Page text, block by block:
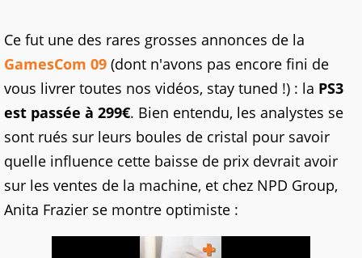
Ce fut une des rares grosses annonces de la
GamesCom 09 (dont n'avons pas encore fini de
vous livrer toutes nos vidéos, stay tuned !) : la PS3
est passée à 299€. Bien entendu, les analystes se
sont rués sur leurs boules de cristal pour savoir
quelle influence cette baisse de prix devrait avoir
sur les ventes de la machine, et chez NPD Group,
Anita Frazier se montre optimiste :